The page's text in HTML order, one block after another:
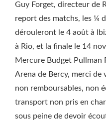
Guy Forget, directeur de
report des matchs, les ¼
dérouleront le 4 août à
à Rio, et la finale le 14
Mercure Budget Pullman
Arena de Bercy, merci
non remboursables, non
transport non pris en
sous peine de devoir